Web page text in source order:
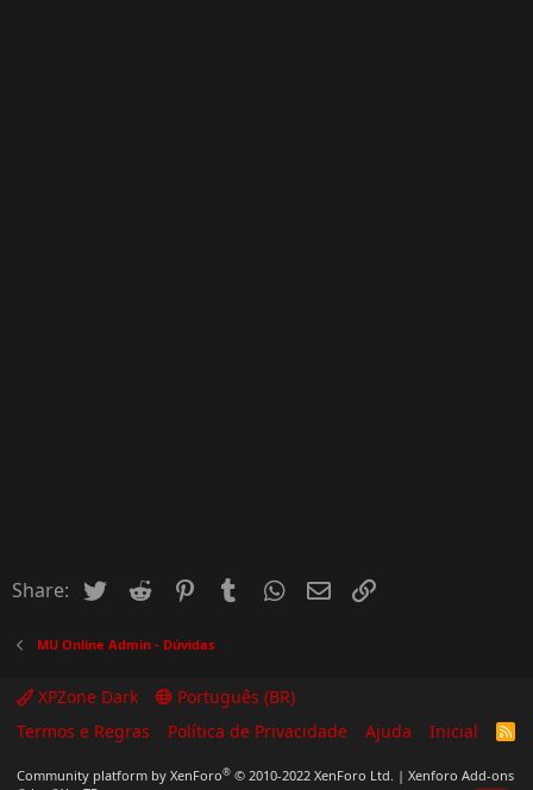
Share: Twitter Reddit PinterestTumblrWhatsApp
Email
MU Online Admin - Dúvidas
XPZone Dark
Português (BR)
Termos e Regras
Política de Privacidade Ajuda Inicial
R
Community platform by XenForo® © 2010-2022 XenForo Ltd. | Xenforo Add-ons